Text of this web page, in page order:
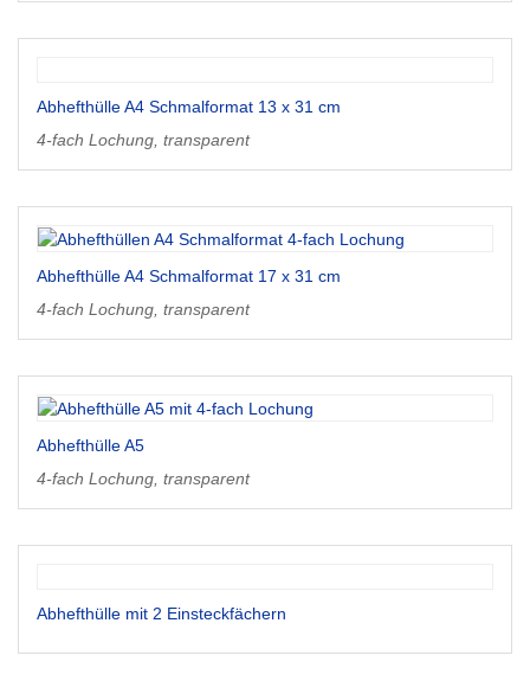
Abhefthülle A4 Schmalformat 13 x 31 cm
4-fach Lochung, transparent
Abhefthülle A4 Schmalformat 17 x 31 cm
4-fach Lochung, transparent
Abhefthülle A5
4-fach Lochung, transparent
Abhefthülle mit 2 Einsteckfächern